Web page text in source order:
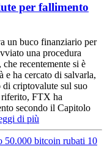
per fallimento
un buco finanziario per
una procedura
recentemente si è
e ha cercato di salvarla,
di criptovalute sul suo
riferito, FTX ha
secondo il Capitolo
di più